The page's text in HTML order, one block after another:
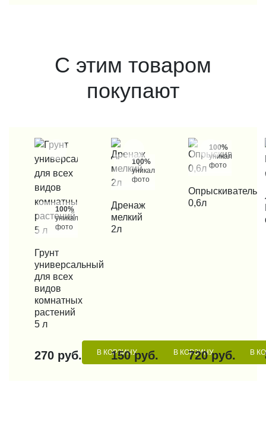
С этим товаром
покупают
100%
уникальные
фото
КУПИТЬ В 1 КЛИК
Грунт
универсальный
для всех
видов
комнатных
растений
5 л
270 руб. В КОРЗИНУ
100%
уникальные
фото
КУПИТЬ В 1 КЛИК
Дренаж
мелкий
2л
150 руб. В КОРЗИНУ
100%
уникальные
фото
КУПИТЬ В 1 КЛИК
Опрыскиватель
0,6л
720 руб. В